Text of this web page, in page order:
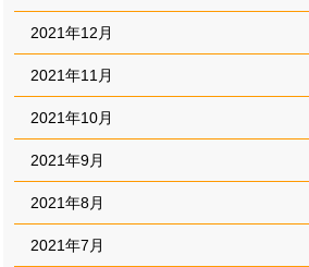
2021年12月
2021年11月
2021年10月
2021年9月
2021年8月
2021年7月